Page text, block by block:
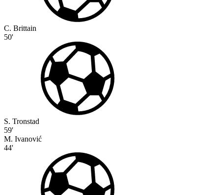
C. Brittain
50'
S. Tronstad
59'
M. Ivanović
44'